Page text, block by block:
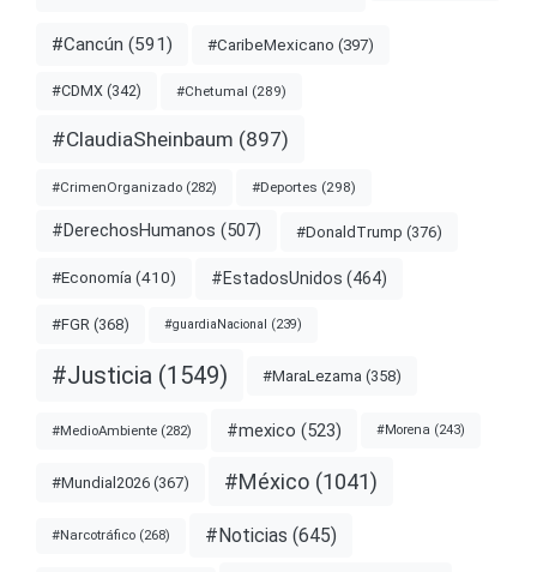
#Cancún (591) #CaribeMexicano (397)
#CDMX (342) #Chetumal (289)
#ClaudiaSheinbaum (897)
#CrimenOrganizado (282) #Deportes (298)
#DerechosHumanos (507) #DonaldTrump (376)
#Economía (410) #EstadosUnidos (464)
#FGR (368) #guardiaNacional (239)
#Justicia (1549) #MaraLezama (358)
#MedioAmbiente (282) #mexico (523) #Morena (243)
#Mundial2026 (367) #México (1041)
#Narcotráfico (268) #Noticias (645)